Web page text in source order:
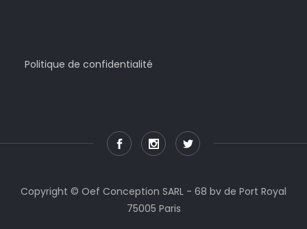
Politique de confidentialité
Copyright © Oef Conception SARL - 68 bv de Port Royal
75005 Paris